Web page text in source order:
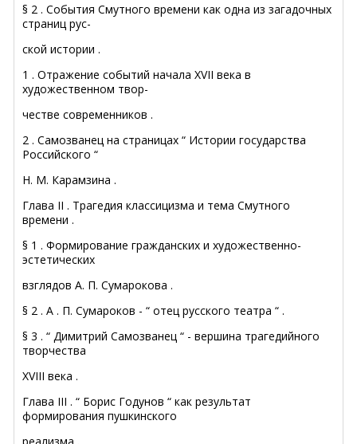
§ 2 . События Смутного времени как одна из загадочных
страниц рус-
ской истории .
1 . Отражение событий начала XVII века в
художественном твор-
честве современников .
2 . Самозванец на страницах “ Истории государства
Российского “
Н. М. Карамзина .
Глава II . Трагедия классицизма и тема Смутного
времени .
§ 1 . Формирование гражданских и художественно-
эстетических
взглядов А. П. Сумарокова .
§ 2 . А . П. Сумароков - “ отец русского театра “ .
§ 3 . “ Димитрий Самозванец “ - вершина трагедийного
творчества
XVIII века .
Глава III . “ Борис Годунов “ как результат
формирования пушкинского